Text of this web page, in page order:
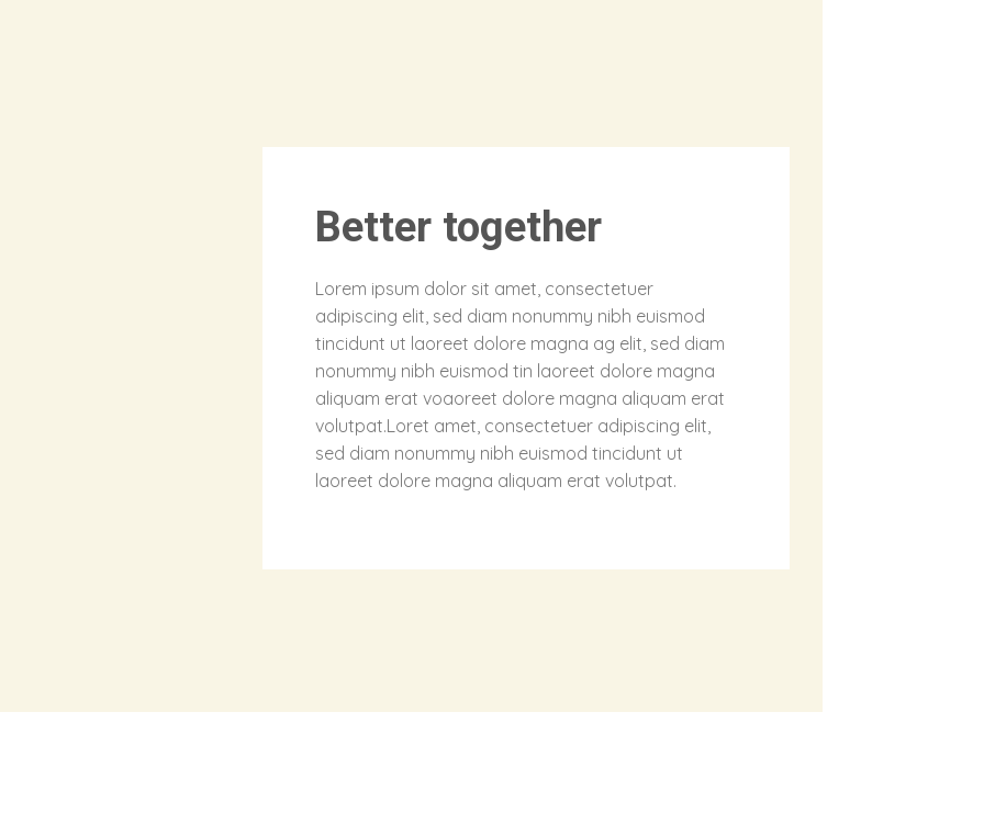
Better together
Lorem ipsum dolor sit amet, consectetuer
adipiscing elit, sed diam nonummy nibh euismod
tincidunt ut laoreet dolore magna ag elit, sed diam
nonummy nibh euismod tin laoreet dolore magna
aliquam erat voaoreet dolore magna aliquam erat
volutpat.Loret amet, consectetuer adipiscing elit,
sed diam nonummy nibh euismod tincidunt ut
laoreet dolore magna aliquam erat volutpat.